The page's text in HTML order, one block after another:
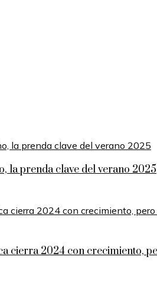
la prenda clave del verano 2025
cierra 2024 con crecimiento,